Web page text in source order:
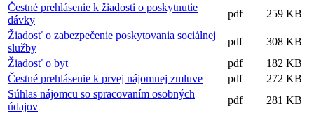
Čestné prehlásenie k žiadosti o poskytnutie
dávky
pdf
259 KB
Žiadosť o zabezpečenie poskytovania sociálnej
služby
pdf
308 KB
Žiadosť o byt
pdf
182 KB
Čestné prehlásenie k prvej nájomnej zmluve
pdf
272 KB
Súhlas nájomcu so spracovaním osobných
údajov
pdf
281 KB